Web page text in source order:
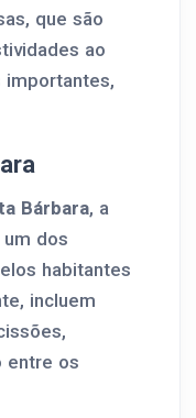
que são
ao
importantes,
Bárbara, a
dos
habitantes
incluem
entre os